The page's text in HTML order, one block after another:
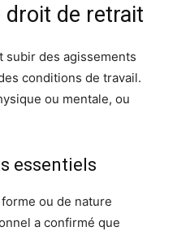
droit de retrait
subir des agissements
conditions de travail.
ou mentale, ou
essentiels
ou de nature
a confirmé que